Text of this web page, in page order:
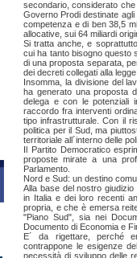
secondario, considerato
Governo Prodi destinate agli
competenza e di ben 38,5
allocative, sui 64 miliardi
Si tratta anche, e
cui ha tanto bisogno questo
di una proposta separata,
dei decreti collegati alla
Insomma, la divisione del
ha generato una proposta
delega e con le potenziali
raccordo fra interventi
tipo infrastrutturale. Con il
politica per il Sud, ma
territoriale all´interno delle
Il Partito Democratico
proposte mirate a una
Parlamento.
Nord e Sud: un destino
Alla base del nostro
in Italia e dei loro recenti
propria, e che è emersa
"Piano Sud", sia nei
Documento di Economia e
E´ da rigettare, perché
contrappone le esigenze
necessità di sviluppo delle